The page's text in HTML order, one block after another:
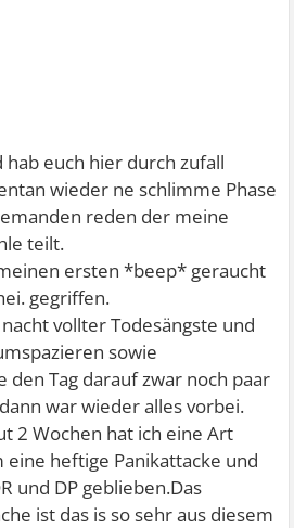
euch hier durch zufall
wieder ne schlimme Phase
reden der meine
teilt.
ersten *beep* geraucht
gegriffen.
vollter Todesängste und
sowie
Tag darauf zwar noch paar
war wieder alles vorbei.
2 Wochen hat ich eine Art
eine heftige Panikattacke und
und DP geblieben.Das
ist das is so sehr aus diesem